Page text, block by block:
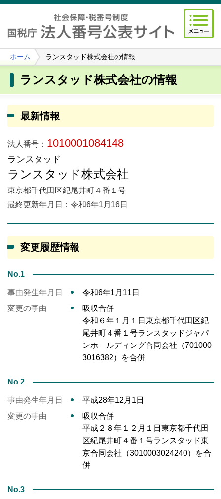
ホーム ランスタッド株式会社の情報
ランスタッド株式会社の情報
最新情報
法人番号： 1010001084148
ランスタッド
ランスタッド株式会社
東京都千代田区紀尾井町４番１号
最終更新年月日：令和6年1月16日
変更履歴情報
No.1
事由発生年月日
令和6年1月11日
変更の事由
吸収合併
令和６年１月１日東京都千代田区紀
尾井町４番１号ランスタッドジャパ
ンホールディング合同会社（701000
3016382）を合併
No.2
事由発生年月日
平成28年12月1日
変更の事由
吸収合併
平成２８年１２月１日東京都千代田
区紀尾井町４番１号ランスタッド東
京合同会社（3010003024240）を合
併
No.3